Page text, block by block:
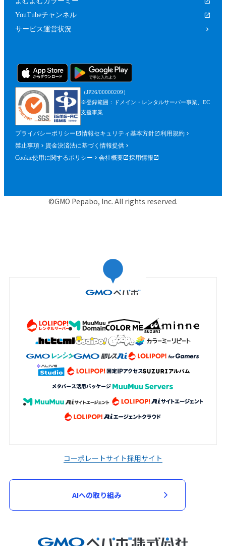
YouTubeチャンネル
サービス運営状況
（JP26/00000209）
※登録範囲：ドメイン・レンタルサーバー事業、EC
支援事業
プライバシーポリシー 情報セキュリティ基本方針
利用規約
禁止事項
資金決済法に基づく情報提供
Cookie使用に関するポリシー
会社概要 採用情報
©GMO Pepabo, Inc. All rights reserved.
コーポレートサイト採用サイト
AIへの取り組み